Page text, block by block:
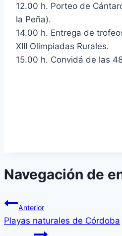
12.00 h. Porteo de
la Peña).
14.00 h. Entrega de
XIII Olimpiadas Rurales.
15.00 h. Convidá de las
Navegación de
Anterior
Playas naturales de Córdoba